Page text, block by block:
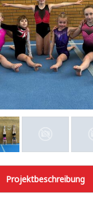
Projektbeschreibung